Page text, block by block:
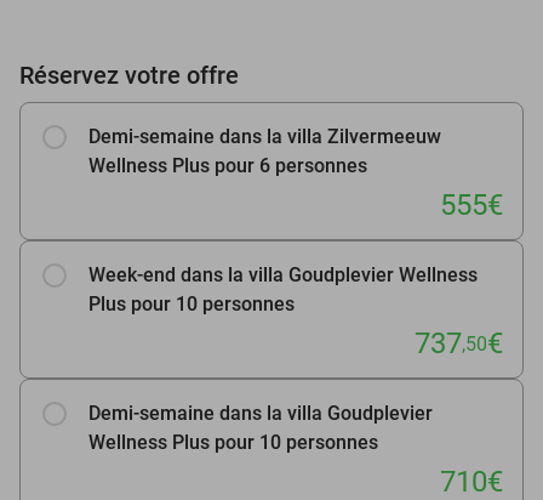
Réservez votre offre
Demi-semaine dans la villa Zilvermeeuw
Wellness Plus pour 6 personnes
555€
Week-end dans la villa Goudplevier Wellness
Plus pour 10 personnes
737,50€
Demi-semaine dans la villa Goudplevier
Wellness Plus pour 10 personnes
710€